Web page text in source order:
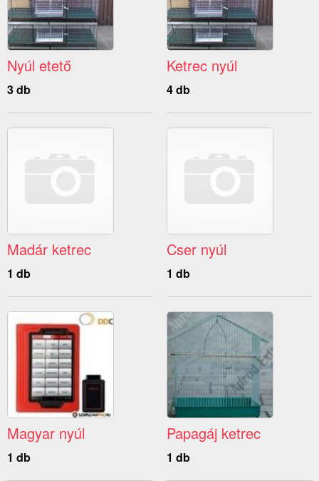
Nyúl etető
3 db
Ketrec nyúl
4 db
Madár ketrec
1 db
Cser nyúl
1 db
Magyar nyúl
1 db
Papagáj ketrec
1 db